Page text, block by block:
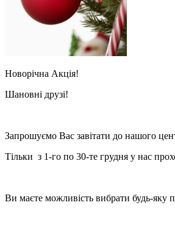
Новорічна Акція!
Шановні друзі!
Запрошуємо Вас завітати до нашого
Тільки з 1-го по 30-те грудня у нас
Ви маєте можливість вибрати будь-яку